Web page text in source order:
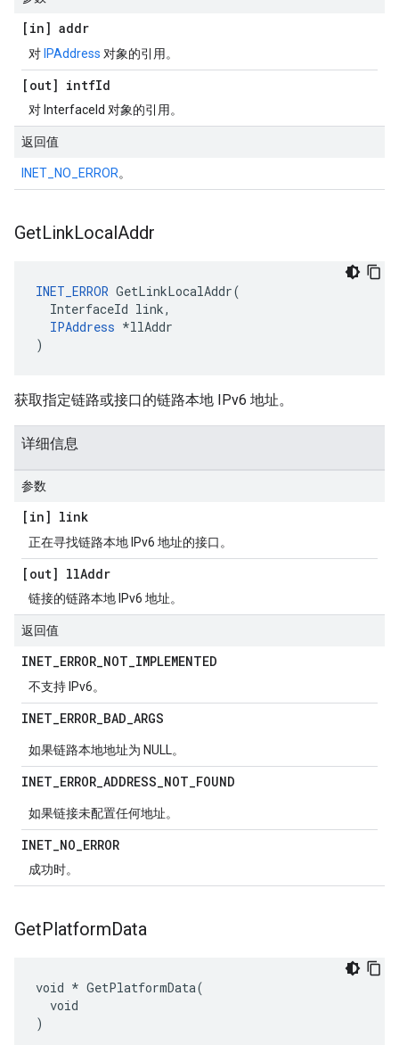
[in] addr
对 IPAddress 对象的引用。
[out] intfId
对 InterfaceId 对象的引用。
返回值
INET_NO_ERROR。
GetLinkLocalAddr
INET_ERROR GetLinkLocalAddr(
  InterfaceId link,
IPAddress *llAddr
)
获取指定链路或接口的链路本地 IPv6 地址。
详细信息
参数
[in] link
正在寻找链路本地 IPv6 地址的接口。
[out] llAddr
链接的链路本地 IPv6 地址。
返回值
INET_ERROR_NOT_IMPLEMENTED
不支持 IPv6。
INET_ERROR_BAD_ARGS
如果链路本地地址为 NULL。
INET_ERROR_ADDRESS_NOT_FOUND
如果链接未配置任何地址。
INET_NO_ERROR
成功时。
GetPlatformData
void * GetPlatformData(
  void
)